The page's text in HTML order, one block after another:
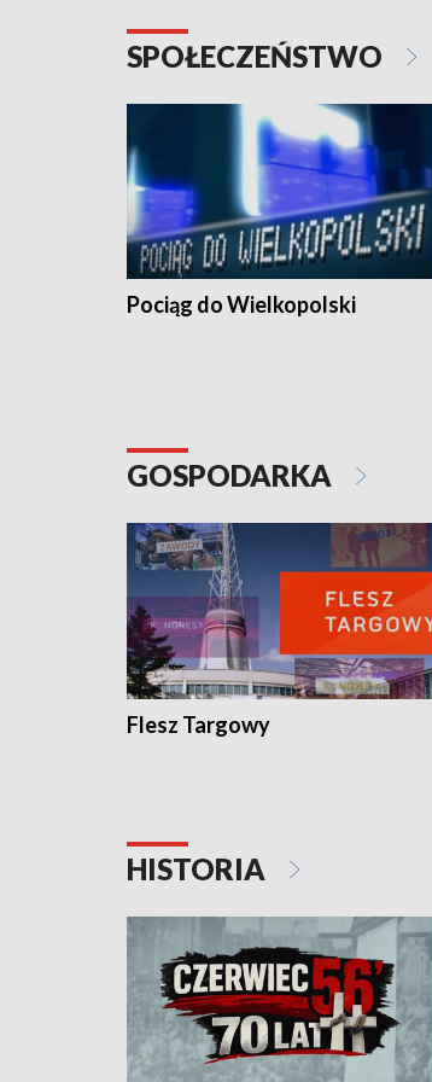
SPOŁECZEŃSTWO
Pociąg do Wielkopolski
GOSPODARKA
Flesz Targowy
HISTORIA